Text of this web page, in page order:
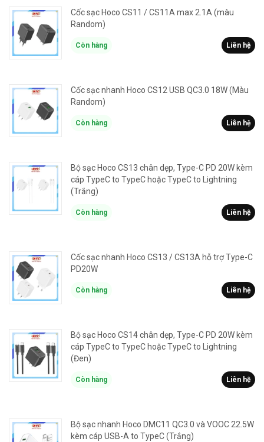
Cốc sạc Hoco CS11 / CS11A max 2.1A (màu
Random)
Còn hàng Liên hệ
Cốc sạc nhanh Hoco CS12 USB QC3.0 18W (Màu
Random)
Còn hàng Liên hệ
Bộ sạc Hoco CS13 chân dẹp, Type-C PD 20W kèm
cáp TypeC to TypeC hoặc TypeC to Lightning
(Trắng)
Còn hàng Liên hệ
Cốc sạc nhanh Hoco CS13 / CS13A hỗ trợ Type-C
PD20W
Còn hàng Liên hệ
Bộ sạc Hoco CS14 chân dẹp, Type-C PD 20W kèm
cáp TypeC to TypeC hoặc TypeC to Lightning
(Đen)
Còn hàng Liên hệ
Bộ sạc nhanh Hoco DMC11 QC3.0 và VOOC 22.5W
kèm cáp USB-A to TypeC (Trắng)